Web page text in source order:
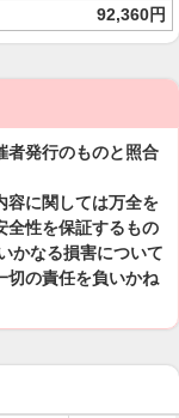
92,360円
者発行のものと照合
容に関しては万全を
全性を保証するもの
かなる損害について
切の責任を負いかね